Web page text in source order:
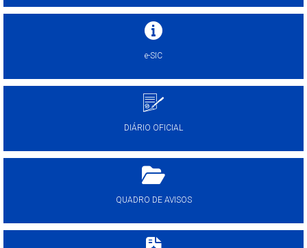
e-SIC
DIÁRIO OFICIAL
QUADRO DE AVISOS